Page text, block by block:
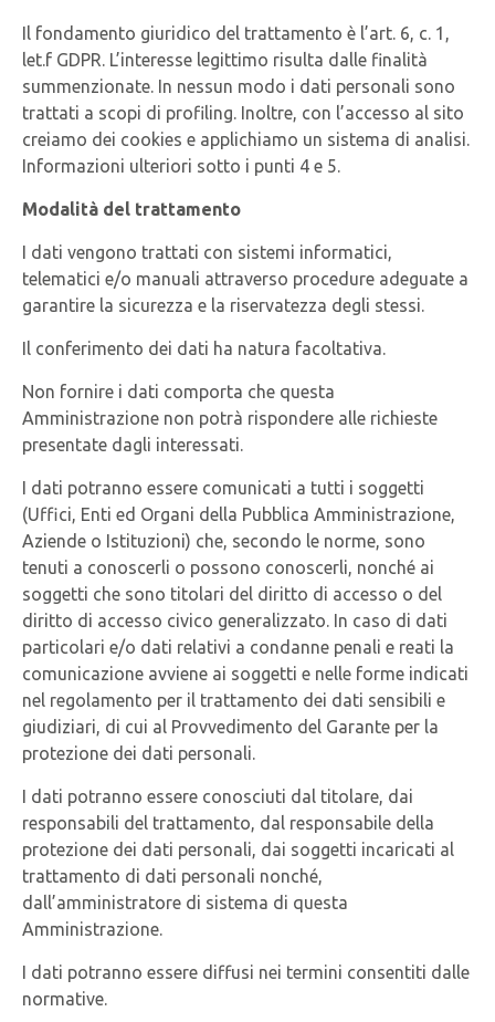
Il fondamento giuridico del trattamento è l’art. 6, c. 1,
let.f GDPR. L’interesse legittimo risulta dalle finalità
summenzionate. In nessun modo i dati personali sono
trattati a scopi di profiling. Inoltre, con l’accesso al sito
creiamo dei cookies e applichiamo un sistema di analisi.
Informazioni ulteriori sotto i punti 4 e 5.
Modalità del trattamento
I dati vengono trattati con sistemi informatici,
telematici e/o manuali attraverso procedure adeguate a
garantire la sicurezza e la riservatezza degli stessi.
Il conferimento dei dati ha natura facoltativa.
Non fornire i dati comporta che questa
Amministrazione non potrà rispondere alle richieste
presentate dagli interessati.
I dati potranno essere comunicati a tutti i soggetti
(Uffici, Enti ed Organi della Pubblica Amministrazione,
Aziende o Istituzioni) che, secondo le norme, sono
tenuti a conoscerli o possono conoscerli, nonché ai
soggetti che sono titolari del diritto di accesso o del
diritto di accesso civico generalizzato. In caso di dati
particolari e/o dati relativi a condanne penali e reati la
comunicazione avviene ai soggetti e nelle forme indicati
nel regolamento per il trattamento dei dati sensibili e
giudiziari, di cui al Provvedimento del Garante per la
protezione dei dati personali.
I dati potranno essere conosciuti dal titolare, dai
responsabili del trattamento, dal responsabile della
protezione dei dati personali, dai soggetti incaricati al
trattamento di dati personali nonché,
dall’amministratore di sistema di questa
Amministrazione.
I dati potranno essere diffusi nei termini consentiti dalle
normative.